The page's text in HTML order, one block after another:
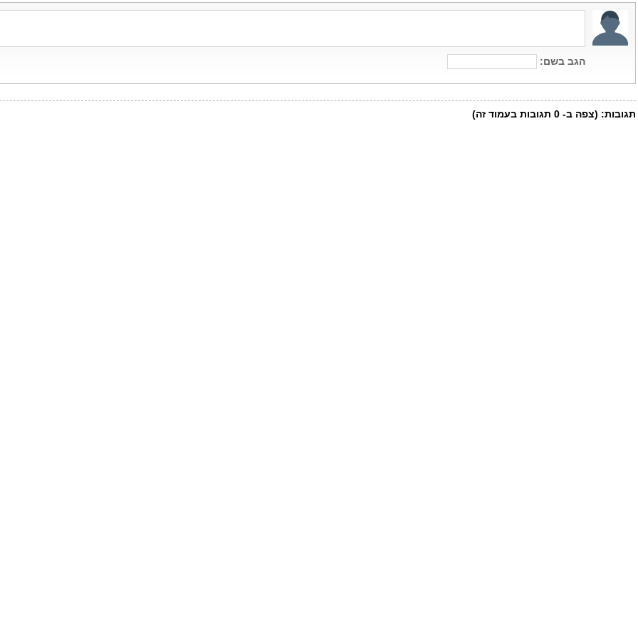
הגב בשם:
תגובות: (צפה ב- 0 תגובות בעמוד זה)